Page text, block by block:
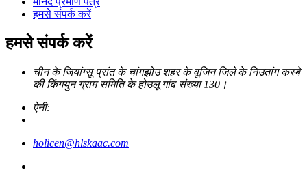
हमसे संपर्क करें
हमसे संपर्क करें
चीन के जियांग्सू प्रांत के चांगझोउ शहर के वूजिन जिले के निउतांग कस्बे
की किंगयुन ग्राम समिति के होउलू गांव संख्या 130।
ऐनी:
holicen@hlskaac.com